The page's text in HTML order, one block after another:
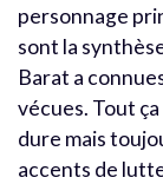
personnage
sont la
Barat a
vécues. Tout
dure mais
accents de